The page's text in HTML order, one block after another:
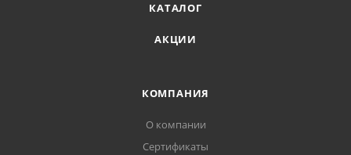
КАТАЛОГ
АКЦИИ
КОМПАНИЯ
О компании
Сертификаты